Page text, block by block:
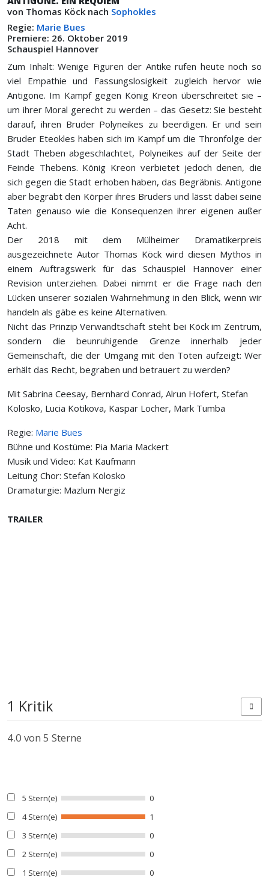
von Thomas Köck nach Sophokles
Regie: Marie Bues
Premiere: 26. Oktober 2019
Schauspiel Hannover
Zum Inhalt: Wenige Figuren der Antike rufen heute noch so
viel Empathie und Fassungslosigkeit zugleich hervor wie
Antigone. Im Kampf gegen König Kreon überschreitet sie –
um ihrer Moral gerecht zu werden – das Gesetz: Sie besteht
darauf, ihren Bruder Polyneikes zu beerdigen. Er und sein
Bruder Eteokles haben sich im Kampf um die Thronfolge der
Stadt Theben abgeschlachtet, Polyneikes auf der Seite der
Feinde Thebens. König Kreon verbietet jedoch denen, die
sich gegen die Stadt erhoben haben, das Begräbnis. Antigone
aber begräbt den Körper ihres Bruders und lässt dabei seine
Taten genauso wie die Konsequenzen ihrer eigenen außer
Acht.
Der 2018 mit dem Mülheimer Dramatikerpreis
ausgezeichnete Autor Thomas Köck wird diesen Mythos in
einem Auftragswerk für das Schauspiel Hannover einer
Revision unterziehen. Dabei nimmt er die Frage nach den
Lücken unserer sozialen Wahrnehmung in den Blick, wenn wir
handeln als gäbe es keine Alternativen.
Nicht das Prinzip Verwandtschaft steht bei Köck im Zentrum,
sondern die beunruhigende Grenze innerhalb jeder
Gemeinschaft, die der Umgang mit den Toten aufzeigt: Wer
erhält das Recht, begraben und betrauert zu werden?
Mit Sabrina Ceesay, Bernhard Conrad, Alrun Hofert, Stefan
Kolosko, Lucia Kotikova, Kaspar Locher, Mark Tumba
Regie: Marie Bues
Bühne und Kostüme: Pia Maria Mackert
Musik und Video: Kat Kaufmann
Leitung Chor: Stefan Kolosko
Dramaturgie: Mazlum Nergiz
TRAILER
1 Kritik
4.0 von 5 Sterne
5 Stern(e)
0
4 Stern(e)
1
3 Stern(e)
0
2 Stern(e)
0
1 Stern(e)
0